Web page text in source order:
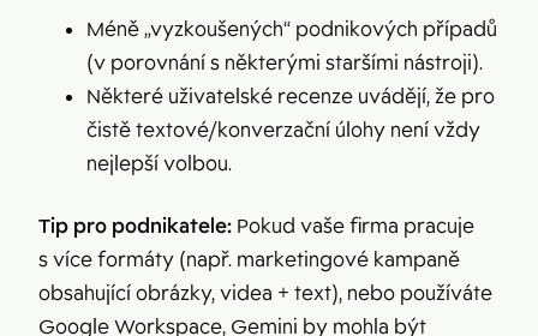
Méně „vyzkoušených“ podnikových případů
(v porovnání s některými staršími nástroji).
Některé uživatelské recenze uvádějí, že pro
čistě textové/konverzační úlohy není vždy
nejlepší volbou.
Tip pro podnikatele: Pokud vaše firma pracuje
s více formáty (např. marketingové kampaně
obsahující obrázky, videa + text), nebo používáte
Google Workspace, Gemini by mohla být